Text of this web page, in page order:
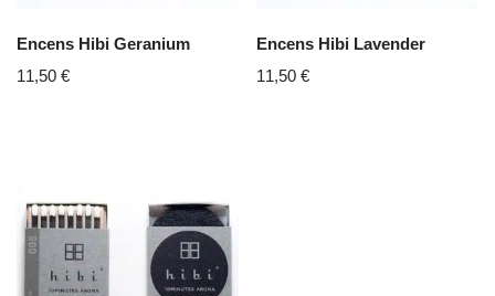
Encens Hibi Geranium
11,50 €
Encens Hibi Lavender
11,50€